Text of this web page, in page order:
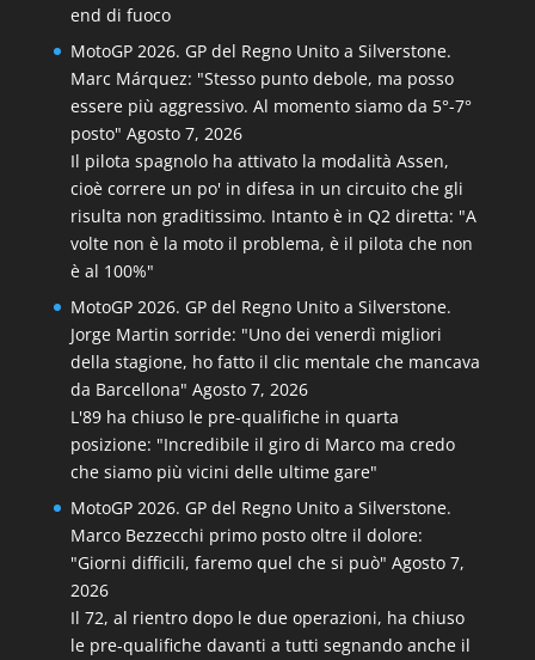
end di fuoco
MotoGP 2026. GP del Regno Unito a Silverstone.
Marc Márquez: "Stesso punto debole, ma posso
essere più aggressivo. Al momento siamo da 5°-7°
posto" Agosto 7, 2026
Il pilota spagnolo ha attivato la modalità Assen,
cioè correre un po' in difesa in un circuito che gli
risulta non graditissimo. Intanto è in Q2 diretta: "A
volte non è la moto il problema, è il pilota che non
è al 100%"
MotoGP 2026. GP del Regno Unito a Silverstone.
Jorge Martin sorride: "Uno dei venerdì migliori
della stagione, ho fatto il clic mentale che mancava
da Barcellona" Agosto 7, 2026
L'89 ha chiuso le pre-qualifiche in quarta
posizione: "Incredibile il giro di Marco ma credo
che siamo più vicini delle ultime gare"
MotoGP 2026. GP del Regno Unito a Silverstone.
Marco Bezzecchi primo posto oltre il dolore:
"Giorni difficili, faremo quel che si può" Agosto 7,
2026
Il 72, al rientro dopo le due operazioni, ha chiuso
le pre-qualifiche davanti a tutti segnando anche il